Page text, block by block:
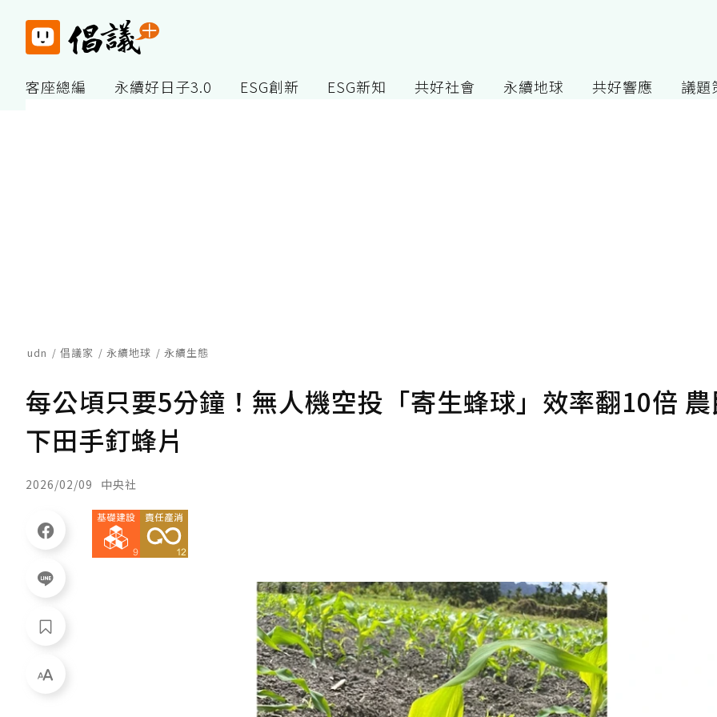
客座總編 永續好日子3.0 ESG創新 ESG新知 共好社會 永續地球 共好響應 議題
udn 倡議家 永續地球 永續生態
每公頃只要5分鐘！無人機空投「寄生蜂球」效率翻10倍
下田手釘蜂片
2026/02/09 中央社